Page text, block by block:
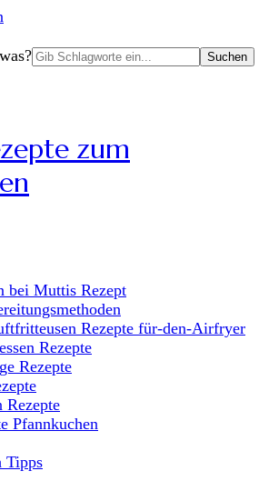
zum
bei Muttis Rezept
Rezepte für-den-Airfryer
Rezepte
Rezepte
Rezepte
Pfannkuchen
Tipps